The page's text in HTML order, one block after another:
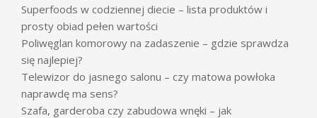
Superfoods w codziennej diecie – lista produktów i
prosty obiad pełen wartości
Poliwęglan komorowy na zadaszenie – gdzie sprawdza
się najlepiej?
Telewizor do jasnego salonu – czy matowa powłoka
naprawdę ma sens?
Szafa, garderoba czy zabudowa wnęki – jak